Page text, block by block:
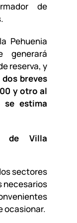
de
Pehuenia
generará
reserva, y
dos breves
y otro al
se estima
de Villa
sectores
necesarios
ocasionar.